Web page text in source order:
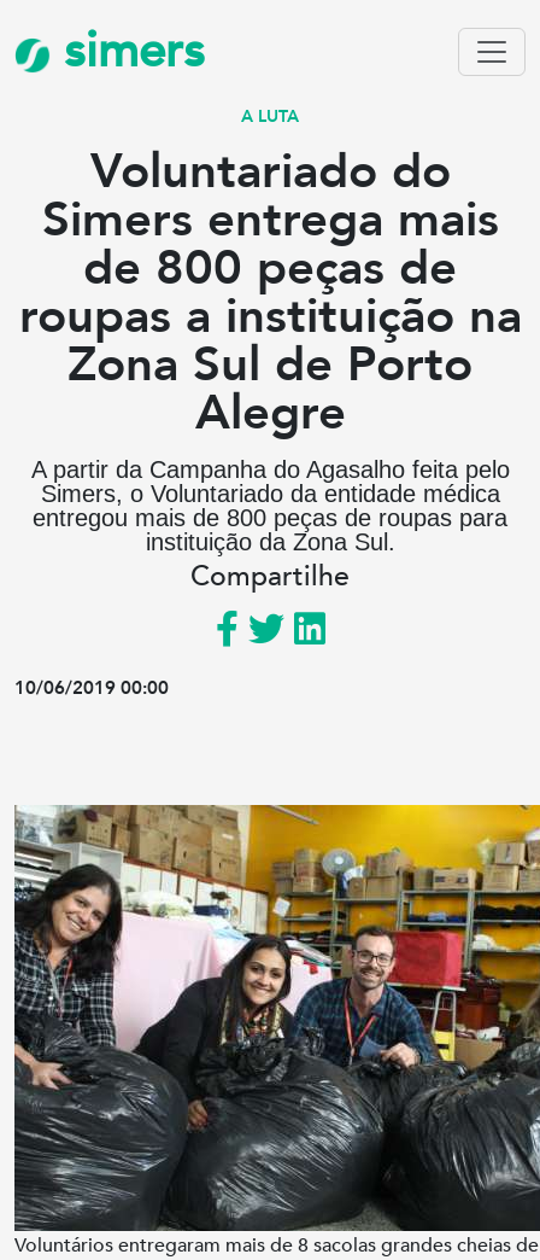
simers
A LUTA
Voluntariado do
Simers entrega mais
de 800 peças de
roupas a instituição na
Zona Sul de Porto
Alegre
A partir da Campanha do Agasalho feita pelo
Simers, o Voluntariado da entidade médica
entregou mais de 800 peças de roupas para
instituição da Zona Sul.
Compartilhe
10/06/2019 00:00
Voluntários entregaram mais de 8 sacolas grandes cheias